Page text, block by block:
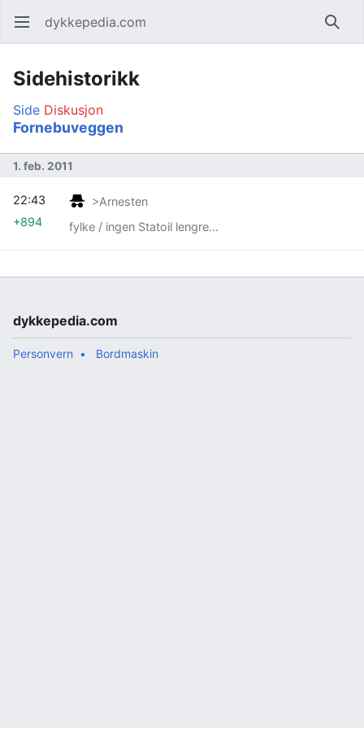
Åpne hovedmenyen dykkepedia.com Søk
Sidehistorikk
Side Diskusjon
Fornebuveggen
1. feb. 2011
>Arnesten
fylke / ingen Statoil lengre...
22:43
+894
dykkepedia.com
Personvern Bordmaskin